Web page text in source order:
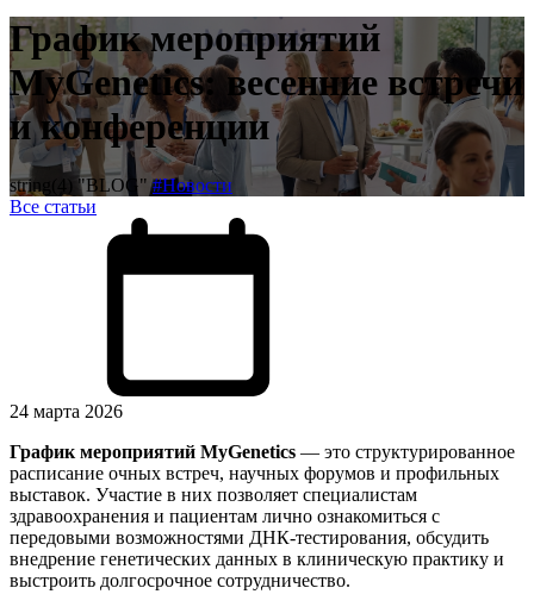
График мероприятий
MyGenetics: весенние встречи
и конференции
string(4) "BLOG"#Новости
Все статьи
24 марта 2026
График мероприятий MyGenetics — это структурированное
расписание очных встреч, научных форумов и профильных
выставок. Участие в них позволяет специалистам
здравоохранения и пациентам лично ознакомиться с
передовыми возможностями ДНК-тестирования, обсудить
внедрение генетических данных в клиническую практику и
выстроить долгосрочное сотрудничество.